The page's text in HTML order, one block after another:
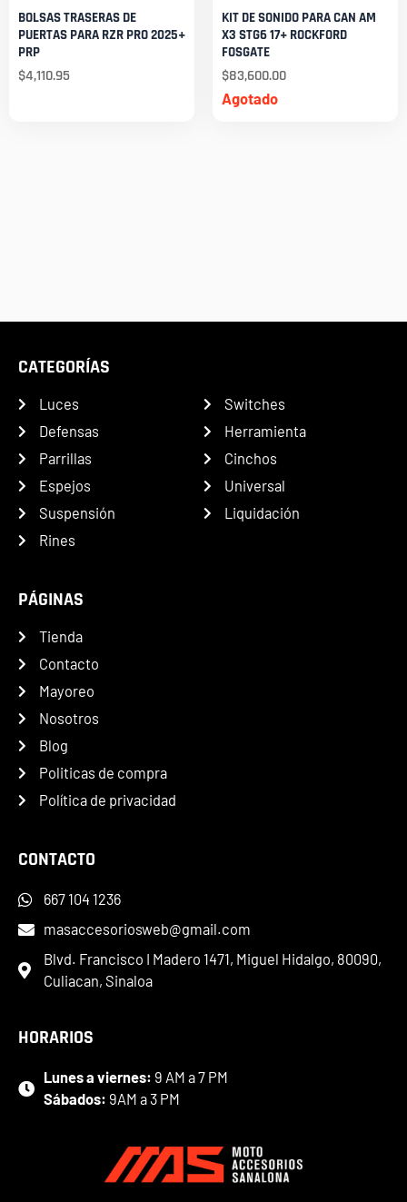
BOLSAS TRASERAS DE
PUERTAS PARA RZR PRO 2025+
PRP
$4,110.95
Agotado
KIT DE SONIDO PARA CAN AM
X3 STG6 17+ ROCKFORD
FOSGATE
$83,600.00
CATEGORÍAS
Luces
Defensas
Parrillas
Espejos
Suspensión
Rines
Switches
Herramienta
Cinchos
Universal
Liquidación
PÁGINAS
Tienda
Contacto
Mayoreo
Nosotros
Blog
Politicas de compra
Política de privacidad
CONTACTO
667 104 1236
masaccesoriosweb@gmail.com
Blvd. Francisco I Madero 1471, Miguel Hidalgo, 80090,
Culiacan, Sinaloa
HORARIOS
Lunes a viernes: 9 AM a 7 PM
Sábados: 9AM a 3 PM